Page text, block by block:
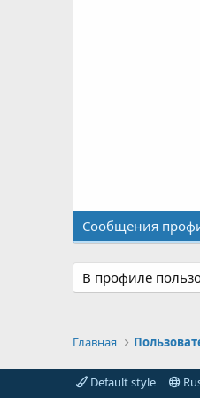
Сообщения
В профиле
Главная
Default style